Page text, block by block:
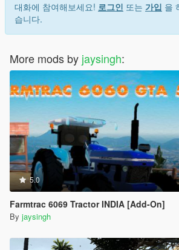
대화에 참여해보세요! 로그인 또는 가입 을
습니다.
More mods by jaysingh:
5.0
Farmtrac 6069 Tractor INDIA [Add-On]
By jaysingh